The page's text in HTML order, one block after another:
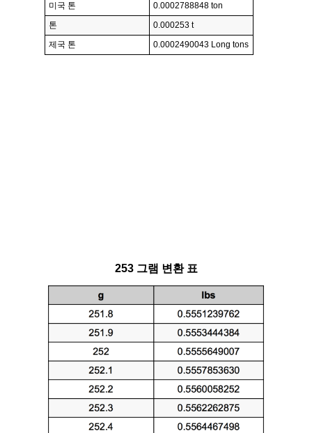
미국 톤
0.0002788848 ton
톤
0.000253 t
제국 톤
0.0002490043 Long tons
253 그램 변환 표